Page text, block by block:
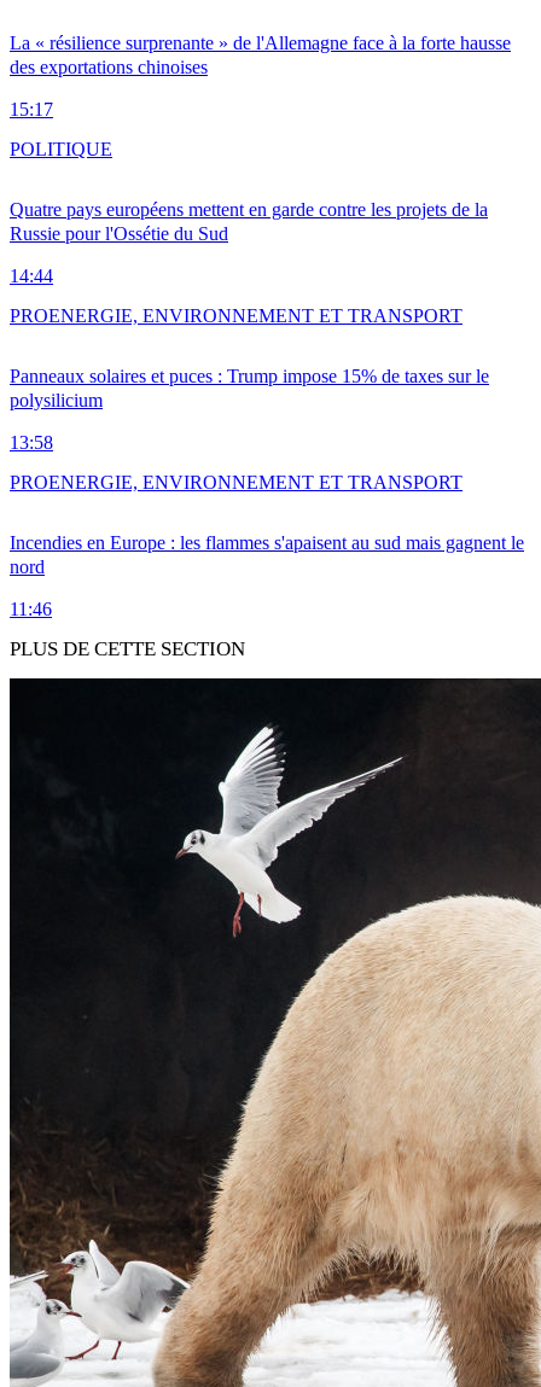
La « résilience surprenante » de l'Allemagne face à la forte hausse
des exportations chinoises
15:17
Quatre pays européens mettent en garde contre les projets de la
Russie pour l'Ossétie du Sud
14:44
POLITIQUE
Panneaux solaires et puces : Trump impose 15% de taxes sur le
polysilicium
13:58
PROENERGIE, ENVIRONNEMENT ET TRANSPORT
Incendies en Europe : les flammes s'apaisent au sud mais gagnent le
nord
11:46
PROENERGIE, ENVIRONNEMENT ET TRANSPORT
PLUS DE CETTE SECTION